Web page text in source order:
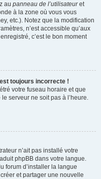
au panneau de l’utilisateuret
à la zone où vous vous
etc.). Notez que la modification
n’est accessible qu’aux
c’est le bon moment
toujours incorrecte !
votre fuseau horaire et que
serveur ne soit pas à l’heure.
n’ait pas installé votre
phpBB dans votre langue.
forum d’installer la langue
et partager une nouvelle